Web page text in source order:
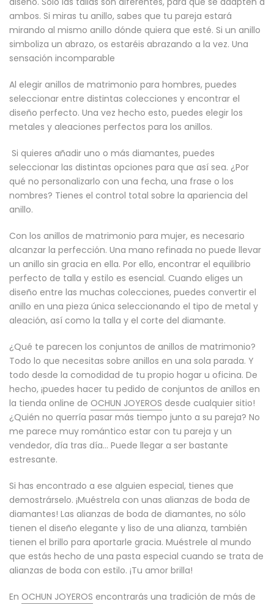
ambos. Si miras tu anillo, sabes que tu pareja estará
mirando al mismo anillo dónde quiera que esté. Si un anillo
simboliza un abrazo, os estaréis abrazando a la vez. Una
sensación incomparable
Al elegir anillos de matrimonio para hombres, puedes
seleccionar entre distintas colecciones y encontrar el
diseño perfecto. Una vez hecho esto, puedes elegir los
metales y aleaciones perfectos para los anillos.
Si quieres añadir uno o más diamantes, puedes
seleccionar las distintas opciones para que así sea. ¿Por
qué no personalizarlo con una fecha, una frase o los
nombres? Tienes el control total sobre la apariencia del
anillo.
Con los anillos de matrimonio para mujer, es necesario
alcanzar la perfección. Una mano refinada no puede llevar
un anillo sin gracia en ella. Por ello, encontrar el equilibrio
perfecto de talla y estilo es esencial. Cuando eliges un
diseño entre las muchas colecciones, puedes convertir el
anillo en una pieza única seleccionando el tipo de metal y
aleación, así como la talla y el corte del diamante.
¿Qué te parecen los conjuntos de anillos de matrimonio?
Todo lo que necesitas sobre anillos en una sola parada. Y
todo desde la comodidad de tu propio hogar u oficina. De
hecho, ¡puedes hacer tu pedido de conjuntos de anillos en
la tienda online de OCHUN JOYEROS desde cualquier sitio!
¿Quién no querría pasar más tiempo junto a su pareja? No
me parece muy romántico estar con tu pareja y un
vendedor, día tras día... Puede llegar a ser bastante
estresante.
Si has encontrado a ese alguien especial, tienes que
demostrárselo. ¡Muéstrela con unas alianzas de boda de
diamantes! Las alianzas de boda de diamantes, no sólo
tienen el diseño elegante y liso de una alianza, también
tienen el brillo para aportarle gracia. Muéstrele al mundo
que estás hecho de una pasta especial cuando se trata de
alianzas de boda con estilo. ¡Tu amor brilla!
En OCHUN JOYEROS encontrarás una tradición de más de